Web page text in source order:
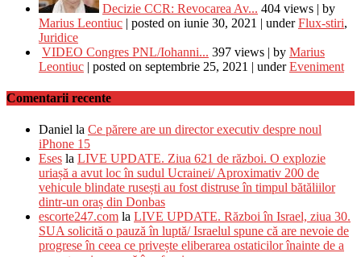
Decizie CCR: Revocarea Av... 404 views | by
Marius Leontiuc | posted on iunie 30, 2021 | underFlux-stiri,
Juridice
VIDEO Congres PNL/Iohanni... 397 views | by Marius
Leontiuc | posted on septembrie 25, 2021 | underEveniment
Comentarii recente
Daniel la Ce părere are un director executiv despre noul
iPhone 15
Eses la LIVE UPDATE. Ziua 621 de război. O explozie
uriașă a avut loc în sudul Ucrainei/ Aproximativ 200 de
vehicule blindate rusești au fost distruse în timpul bătăliilor
dintr-un oraș din Donbas
escorte247.com la LIVE UPDATE. Război în Israel, ziua 30.
SUA solicită o pauză în luptă/ Israelul spune că are nevoie de
progrese în ceea ce privește eliberarea ostaticilor înainte de a